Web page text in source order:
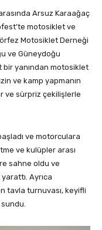
Arsuz Karaağaç
motosiklet ve
Motosiklet Derneği
ve Güneydoğu
bir yanından motosiklet
ve kamp yapmanın
ve sürpriz çekilişlerle
ve motorculara
ve kulüpler arası
sahne oldu ve
Ayrıca
tavla turnuvası, keyifli